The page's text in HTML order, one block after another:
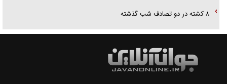
۸ کشته در دو تصادف شب گذشته